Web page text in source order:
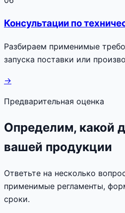
Консультации по
Разбираем применимые
запуска поставки или
→
Предварительная оценка
Определим, какой
вашей продукции
Ответьте на несколько
применимые регламенты,
сроки.